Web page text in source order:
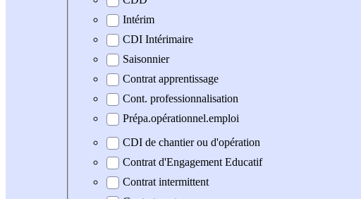
Intérim
CDI Intérimaire
Saisonnier
Contrat apprentissage
Cont. professionnalisation
Prépa.opérationnel.emploi
CDI de chantier ou d'opération
Contrat d'Engagement Educatif
Contrat intermittent